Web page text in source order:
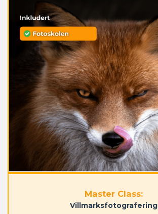
Master Class:
Villmarksfotografering